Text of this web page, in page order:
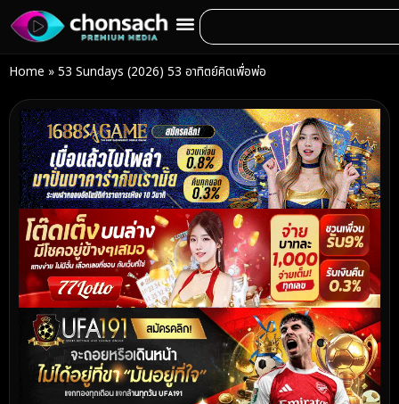
Home » 53 Sundays (2026) 53 อาทิตย์คิดเพื่อพ่อ